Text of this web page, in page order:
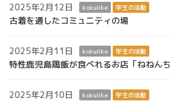
2025年2月12日 kokulike 学生の活動
古着を通したコミュニティの場
2025年2月11日 kokulike 学生の活動
特性鹿児島鶏飯が食べれるお店「ねねんち
2025年2月10日 kokulike 学生の活動